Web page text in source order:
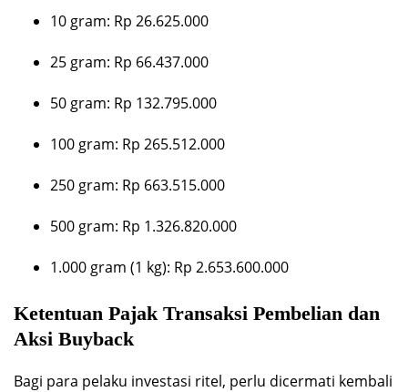
10 gram: Rp 26.625.000
25 gram: Rp 66.437.000
50 gram: Rp 132.795.000
100 gram: Rp 265.512.000
250 gram: Rp 663.515.000
500 gram: Rp 1.326.820.000
1.000 gram (1 kg): Rp 2.653.600.000
Ketentuan Pajak Transaksi Pembelian dan
Aksi Buyback
Bagi para pelaku investasi ritel, perlu dicermati kembali